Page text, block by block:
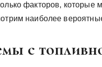
факторов, которые
наиболее
с